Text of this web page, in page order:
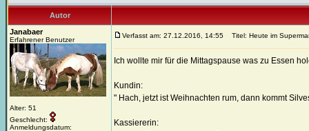
Autor
Janabaer
Erfahrener Benutzer
Alter: 51
Geschlecht:
Anmeldungsdatum:
Verfasst am: 27.12.2016, 14:55 Titel: Heute im
Ich wollte mir für die Mittagspause was zu Essen
Kundin:
" Hach, jetzt ist Weihnachten rum, dann kommt
Kassiererin: